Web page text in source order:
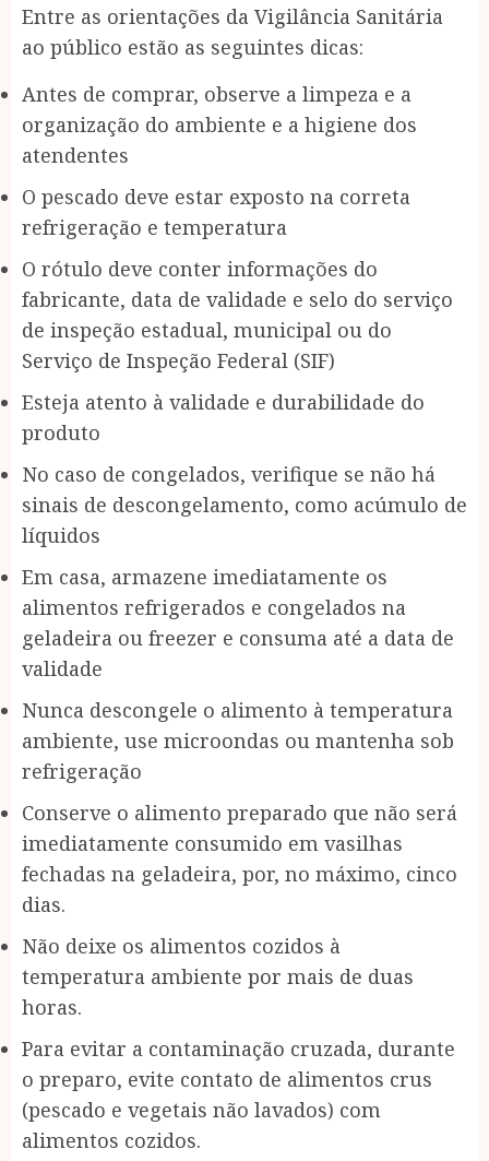
Entre as orientações da Vigilância Sanitária
ao público estão as seguintes dicas:
Antes de comprar, observe a limpeza e a
organização do ambiente e a higiene dos
atendentes
O pescado deve estar exposto na correta
refrigeração e temperatura
O rótulo deve conter informações do
fabricante, data de validade e selo do serviço
de inspeção estadual, municipal ou do
Serviço de Inspeção Federal (SIF)
Esteja atento à validade e durabilidade do
produto
No caso de congelados, verifique se não há
sinais de descongelamento, como acúmulo de
líquidos
Em casa, armazene imediatamente os
alimentos refrigerados e congelados na
geladeira ou freezer e consuma até a data de
validade
Nunca descongele o alimento à temperatura
ambiente, use microondas ou mantenha sob
refrigeração
Conserve o alimento preparado que não será
imediatamente consumido em vasilhas
fechadas na geladeira, por, no máximo, cinco
dias.
Não deixe os alimentos cozidos à
temperatura ambiente por mais de duas
horas.
Para evitar a contaminação cruzada, durante
o preparo, evite contato de alimentos crus
(pescado e vegetais não lavados) com
alimentos cozidos.